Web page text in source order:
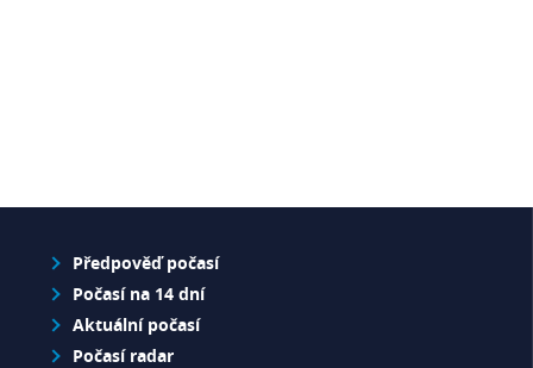
Předpověď počasí
Počasí na 14 dní
Aktuální počasí
Počasí radar